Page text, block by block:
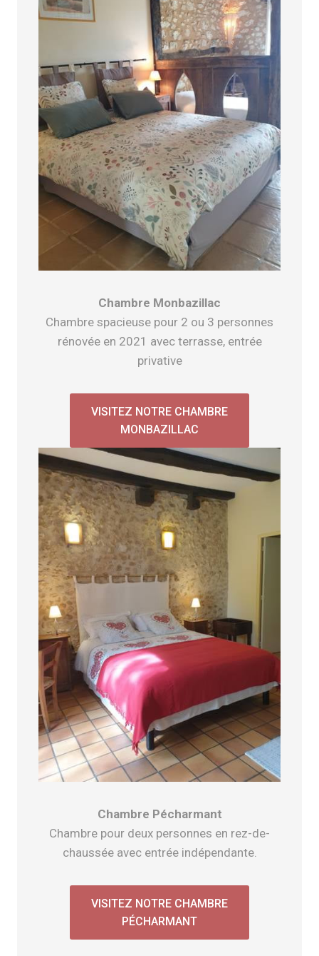
Chambre Monbazillac
Chambre spacieuse pour 2 ou 3 personnes
rénovée en 2021 avec terrasse, entrée
privative
VISITEZ NOTRE CHAMBRE
MONBAZILLAC
Chambre Pécharmant
Chambre pour deux personnes en rez-de-
chaussée avec entrée indépendante.
VISITEZ NOTRE CHAMBRE
PÉCHARMANT